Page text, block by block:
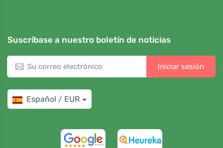
Suscríbase a nuestro boletín de noticias
Iniciar sesión
Español / EUR